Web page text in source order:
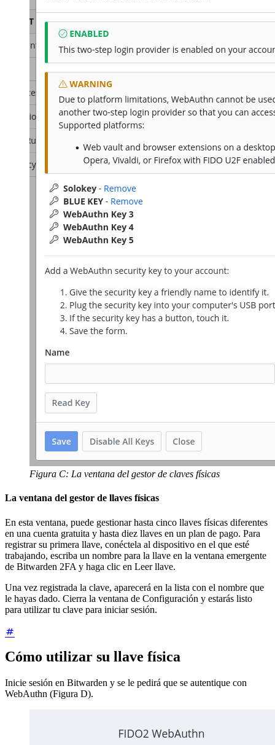
Figura C: La ventana del gestor de claves físicas
La ventana del gestor de llaves físicas
En esta ventana, puede gestionar hasta cinco llaves físicas diferentes
en una cuenta gratuita y hasta diez llaves en un plan de pago. Para
registrar su primera llave, conéctela al dispositivo en el que esté
trabajando, escriba un nombre para la llave en la ventana emergente
de Bitwarden 2FA y haga clic en Leer llave.
Una vez registrada la clave, aparecerá en la lista con el nombre que
le hayas dado. Cierra la ventana de Configuración y estarás listo
para utilizar tu clave para iniciar sesión.
Cómo utilizar su llave física
Inicie sesión en Bitwarden y se le pedirá que se autentique con
WebAuthn (Figura D).